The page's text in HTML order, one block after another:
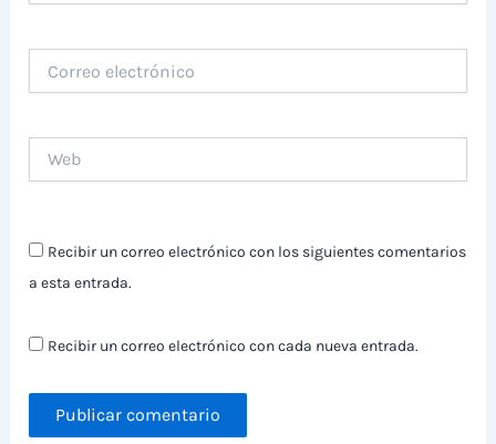
electrónico
Recibir un correo electrónico con los siguientes comentarios
a esta entrada.
Recibir un correo electrónico con cada nueva entrada.